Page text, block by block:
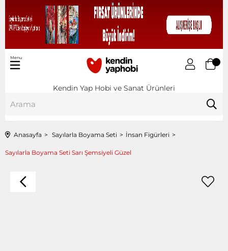
Kendin Yap Hobi ve Sanat Ürünleri
Menu
Anasayfa Sayılarla Boyama Seti İnsan Figürleri
Sayılarla Boyama Seti Sarı Şemsiyeli Güzel